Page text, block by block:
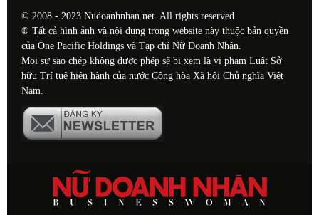
© 2008 - 2023 Nudoanhnhan.net. All rights reserved
® Tất cả hình ảnh và nội dung trong website này thuộc bản quyền
của One Pacific Holdings và Tạp chí Nữ Doanh Nhân.
Mọi sự sao chép không được phép sẽ bị xem là vi phạm Luật Sở
hữu Trí tuệ hiện hành của nước Cộng hòa Xã hội Chủ nghĩa Việt
Nam.